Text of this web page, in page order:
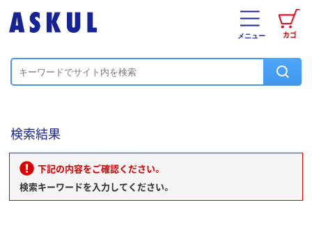
カゴ
メニュー
検索結果
下記の内容をご確認ください。
検索キーワードを入力してください。